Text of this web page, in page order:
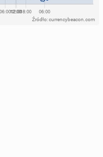
Źródło: currencybeacon.com